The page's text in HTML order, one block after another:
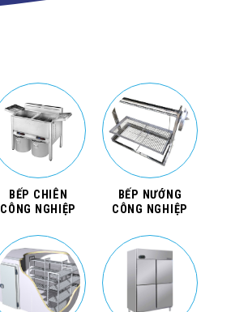
BẾP CHIÊN
CÔNG NGHIỆP
BẾP NƯỚNG
CÔNG NGHIỆP